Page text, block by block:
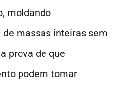
moldando
massas inteiras sem
prova de que
podem tomar